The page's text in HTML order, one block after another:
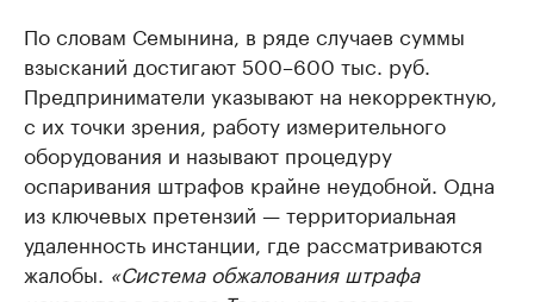
По словам Семынина, в ряде случаев суммы
взысканий достигают 500–600 тыс. руб.
Предприниматели указывают на некорректную,
с их точки зрения, работу измерительного
оборудования и называют процедуру
оспаривания штрафов крайне неудобной. Одна
из ключевых претензий — территориальная
удаленность инстанции, где рассматриваются
жалобы. «Система обжалования штрафа